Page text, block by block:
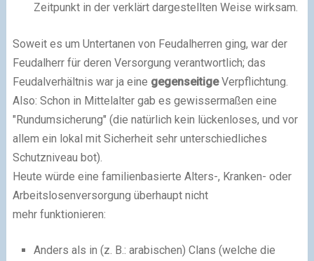
Zeitpunkt in der verklärt dargestellten Weise wirksam.
Soweit es um Untertanen von Feudalherren ging, war der
Feudalherr für deren Versorgung verantwortlich; das
Feudalverhältnis war ja eine gegenseitigeVerpflichtung.
Also: Schon in Mittelalter gab es gewissermaßen eine
"Rundumsicherung" (die natürlich kein lückenloses, und vor
allem ein lokal mit Sicherheit sehr unterschiedliches
Schutzniveau bot).
Heute würde eine familienbasierte Alters-, Kranken- oder
Arbeitslosenversorgung überhaupt nicht
mehr funktionieren:
Anders als in (z. B.: arabischen) Clans (welche die